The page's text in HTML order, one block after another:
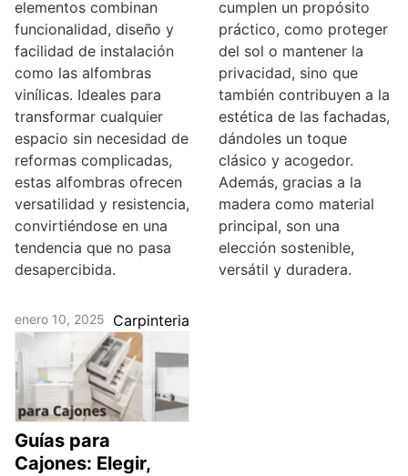
elementos combinan
funcionalidad, diseño y
facilidad de instalación
como las alfombras
vinílicas. Ideales para
transformar cualquier
espacio sin necesidad de
reformas complicadas,
estas alfombras ofrecen
versatilidad y resistencia,
convirtiéndose en una
tendencia que no pasa
desapercibida.
cumplen un propósito
práctico, como proteger
del sol o mantener la
privacidad, sino que
también contribuyen a la
estética de las fachadas,
dándoles un toque
clásico y acogedor.
Además, gracias a la
madera como material
principal, son una
elección sostenible,
versátil y duradera.
enero 10, 2025 Carpinteria
Guías para
Cajones: Elegir,